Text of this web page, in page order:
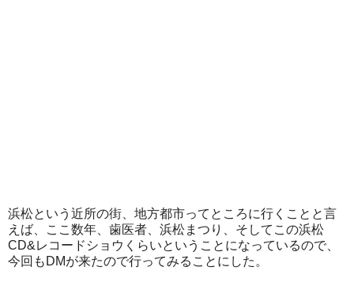
浜松という近所の街、地方都市ってところに行くことと言
えば、ここ数年、歯医者、浜松まつり、そしてこの浜松
CD&レコードショウくらいということになっているので、
今回もDMが来たので行ってみることにした。